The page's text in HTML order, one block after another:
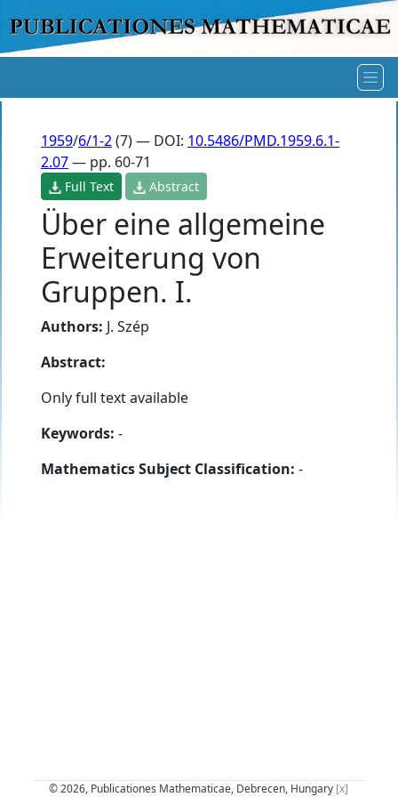
1959/6/1-2(7) — DOI: 10.5486/PMD.1959.6.1-
2.07— pp. 60-71
Full Text Abstract
Über eine allgemeine
Erweiterung von
Gruppen. I.
Authors: J. Szép
Abstract:
Only full text available
Keywords: -
Mathematics Subject Classification: -
© 2026, Publicationes Mathematicae, Debrecen, Hungary [x]